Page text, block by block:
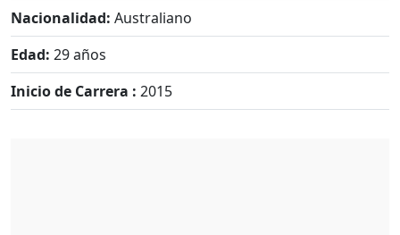
Nacionalidad: Australiano
Edad: 29 años
Inicio de Carrera : 2015